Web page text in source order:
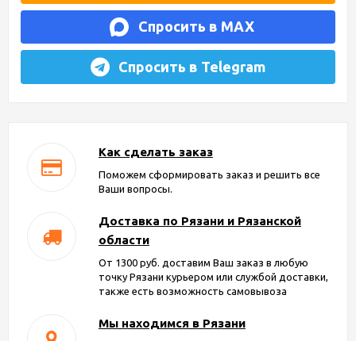
Спросить в MAX
Спросить в Telegram
Как сделать заказ
Поможем сформировать заказ и решить все
Ваши вопросы.
Доставка по Рязани и Рязанской
области
От 1300 руб. доставим Ваш заказ в любую
точку Рязани курьером или службой доставки,
также есть возможность самовывоза
Мы находимся в Рязани